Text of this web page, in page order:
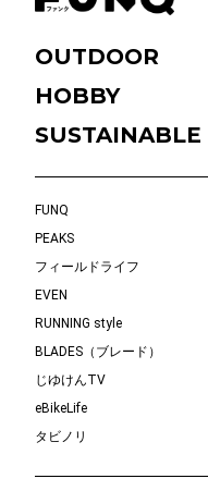
OUTDOOR
HOBBY
SUSTAINABLE
FUNQ
PEAKS
フィールドライフ
EVEN
RUNNING style
BLADES（ブレード）
じゆけんTV
eBikeLife
タビノリ